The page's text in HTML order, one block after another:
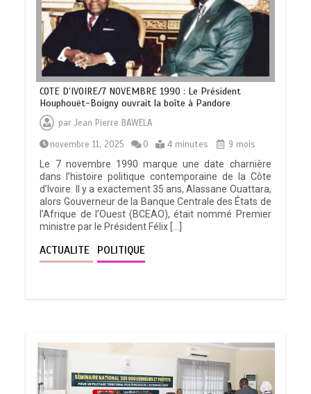
COTE D’IVOIRE/7 NOVEMBRE 1990 : Le Président
Houphouët-Boigny ouvrait la boîte à Pandore
parJean Pierre BAWELA
novembre 11, 2025
0 4 minutes
9 mois
Le 7 novembre 1990 marque une date charnière
dans l’histoire politique contemporaine de la Côte
d’Ivoire. Il y a exactement 35 ans, Alassane Ouattara,
alors Gouverneur de la Banque Centrale des États de
l’Afrique de l’Ouest (BCEAO), était nommé Premier
ministre par le Président Félix […]
ACTUALITE POLITIQUE